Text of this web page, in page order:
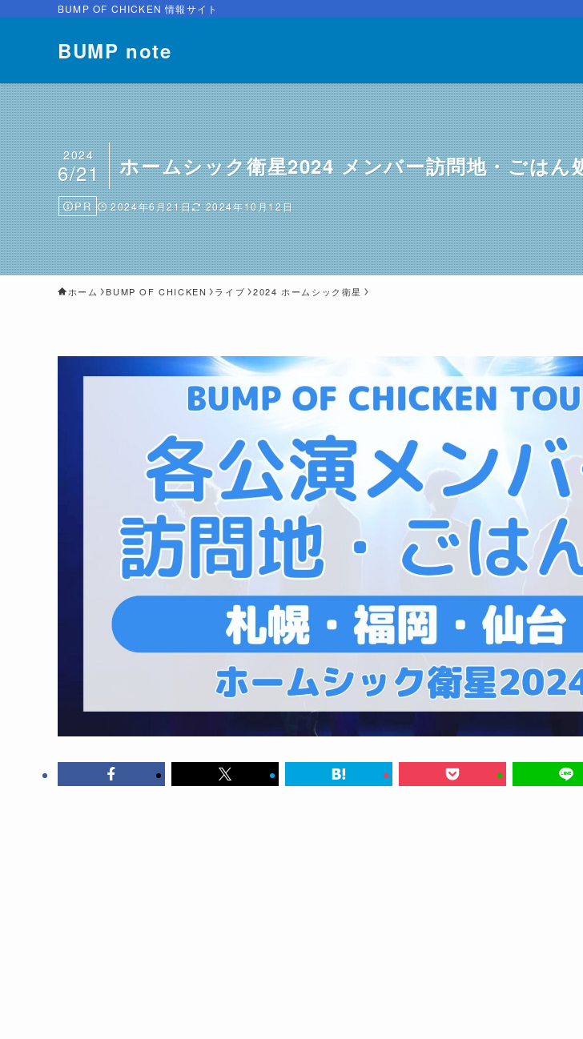
BUMP OF CHICKEN 情報サイト
BUMP note
ホームシック衛星2024 メンバー訪問地・ごは
2024
6/21
PR 2024年6月21日 2024年10月12日
ホーム BUMP OF CHICKEN ライブ 2024 ホームシック衛星